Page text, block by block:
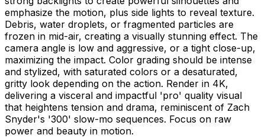
emphasize the motion, plus side lights to reveal texture.
Debris, water droplets, or fragmented particles are
frozen in mid-air, creating a visually stunning effect. The
camera angle is low and aggressive, or a tight close-up,
maximizing the impact. Color grading should be intense
and stylized, with saturated colors or a desaturated,
gritty look depending on the action. Render in 4K,
delivering a visceral and impactful 'pro' quality visual
that heightens tension and drama, reminiscent of Zach
Snyder's '300' slow-mo sequences. Focus on raw
power and beauty in motion.